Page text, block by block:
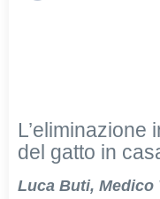
L’eliminazione
del gatto in
Luca Buti, Medico